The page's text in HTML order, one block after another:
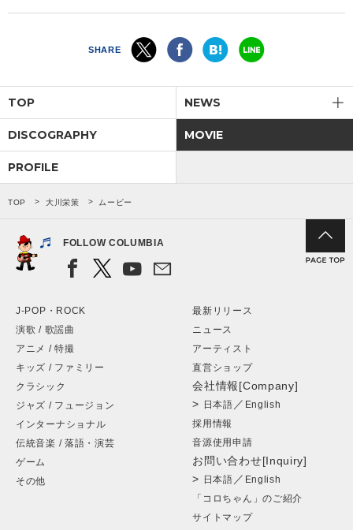
SHARE
TOP NEWS
DISCOGRAPHY MOVIE
PROFILE
TOP 大川栄策 ムービー
FOLLOW COLUMBIA
J-POP・ROCK
演歌 / 歌謡曲
アニメ / 特撮
キッズ / ファミリー
クラシック
ジャズ / フュージョン
インターナショナル
伝統音楽 / 落語・演芸
ゲーム
その他
最新リリース
ニュース
アーティスト
直営ショップ
会社情報[Company]
> 日本語 ／ English
採用情報
音源使用申請
お問い合わせ[Inquiry]
> 日本語 ／ English
「コロちゃん」のご紹介
サイトマップ